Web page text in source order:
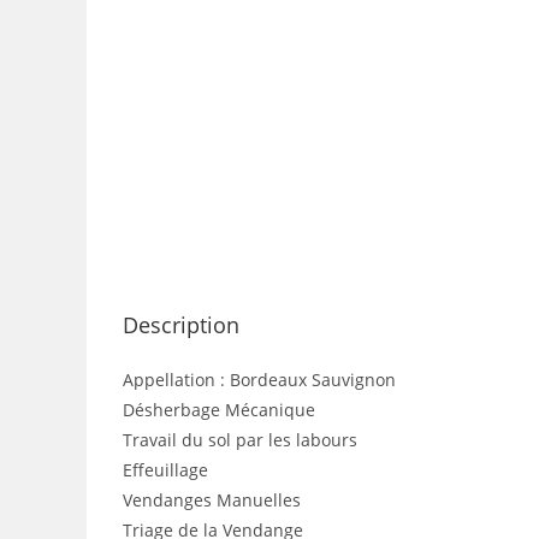
Description
Appellation : Bordeaux Sauvignon
Désherbage Mécanique
Travail du sol par les labours
Effeuillage
Vendanges Manuelles
Triage de la Vendange